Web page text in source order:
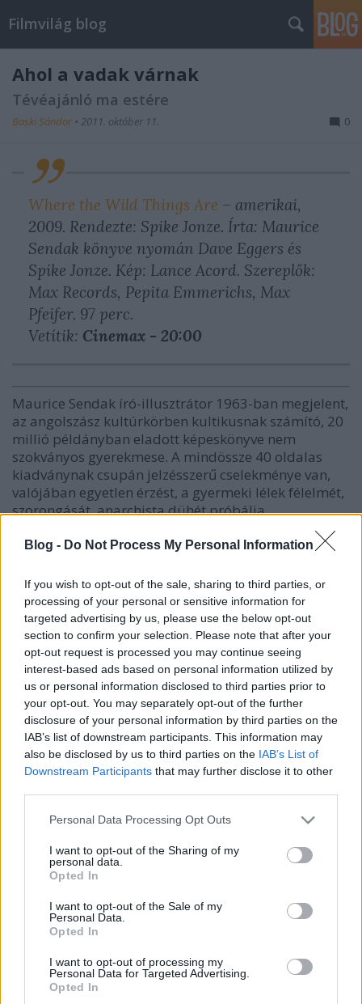
Blog - Do Not Process My Personal Information
If you wish to opt-out of the sale, sharing to third parties, or
processing of your personal or sensitive information for
targeted advertising by us, please use the below opt-out
section to confirm your selection. Please note that after your
opt-out request is processed you may continue seeing
interest-based ads based on personal information utilized by
us or personal information disclosed to third parties prior to
your opt-out. You may separately opt-out of the further
disclosure of your personal information by third parties on the
IAB’s list of downstream participants. This information may
also be disclosed by us to third parties on the IAB’s List of
Downstream Participants that may further disclose it to other
Please note that this website/app uses one or more Google
not limited to your visit or usage behaviour. You may click to
grant or deny consent to Google and its third-party tags to
use your data for below specified purposes in below Google
consent section.
Personal Data Processing Opt Outs
I want to opt-out of the Sharing of my
personal data.
Opted In
I want to opt-out of the Sale of my
Personal Data.
Opted In
I want to opt-out of processing my
Personal Data for Targeted Advertising.
Opted In
Filmvilág blog
Ahol a vadak várnak
Tévéajánló ma estére
Baski Sándor • 2011. október 11. 0
Where the Wild Things Are – amerikai,
2009. Rendezte: Spike Jonze. Írta: Maurice
Sendak könyve nyomán Dave Eggers és
Spike Jonze. Kép: Lance Acord. Szereplők:
Max Records, Pepita Emmerichs, Max
Pfeifer. 97 perc.
Vetítik: Cinemax - 20:00
Maurice Sendak író-illusztrátor 1963-ban megjelent,
az angolszász kultúrkörben kultikusnak számító, 20
millió példányban eladott képeskönyve nem
szokványos gyerekmese. A mindössze 40 oldalas
kiadványnak csupán jelzésszerű cselekménye van,
valójában egyetlen érzést, a gyermeki lélek félelmét,
szorongását, anarchista dühét próbálja
megragadni. Főhőse Max, a magányos, kilencéves
kisfiú, akit rosszalkodása miatt édesanyja
ítél, amelyből képzelete segítségével szabadul ki. A
vadóc kisfiú a Vadak szigetére kerül, ahol
megszelídíti a barátságtalan külsejű rémeket, akik a
királyukká fogadják őt, majd miután kitombolja
magát, hazatér.
Ahhoz, hogy ebből a nyúlfarknyi meséből egészestés
film születhessen, szükségképpen ki kellett bővíteni
tudunk semmit, a filmbéli kisfiúról viszont annyi
kiderül, hogy apa nélkül nevelkedik, anyja pedig, bár
imádja őt, nagyon elfoglalt. Spike Jonze-nál a
szörnyek nem csupán a kisfiú lelki társai, hanem a
különféle személyiségjegyek megtestesítői, akik
között ott az oltalmazó-befogadó anyapótlék (KW) és
az erős, de néha ijesztő apafigura (Carol), és akad
konfliktus is: a csoport tagjai között lévő harmónia,
az ősidill lassú felbomlása.